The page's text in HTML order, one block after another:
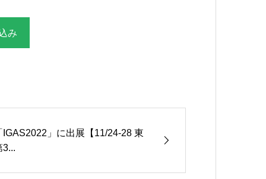
み
IGAS2022」に出展【11/24-28 東
3...